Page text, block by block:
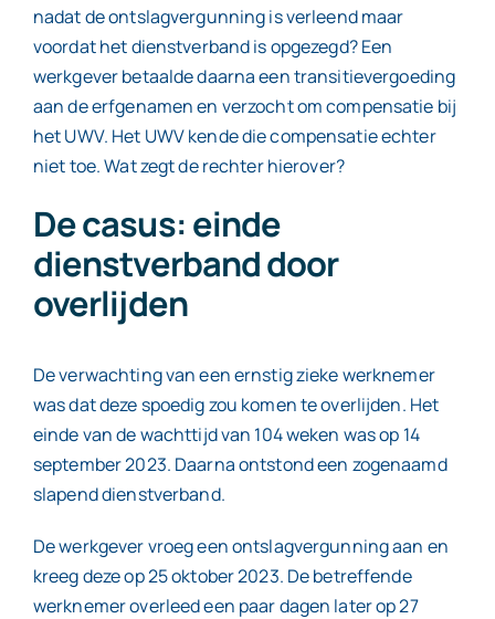
nadat de ontslagvergunning is verleend maar
voordat het dienstverband is opgezegd? Een
werkgever betaalde daarna een transitievergoeding
aan de erfgenamen en verzocht om compensatie bij
het UWV. Het UWV kende die compensatie echter
niet toe. Wat zegt de rechter hierover?
De casus: einde
dienstverband door
overlijden
De verwachting van een ernstig zieke werknemer
was dat deze spoedig zou komen te overlijden. Het
einde van de wachttijd van 104 weken was op 14
september 2023. Daarna ontstond een zogenaamd
slapend dienstverband.
De werkgever vroeg een ontslagvergunning aan en
kreeg deze op 25 oktober 2023. De betreffende
werknemer overleed een paar dagen later op 27